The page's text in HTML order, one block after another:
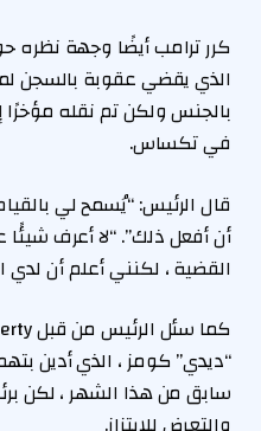
كرر ترامب أيضًا وجهة نظره
بالجنس ولكن تم نقله مؤخرًا
في تكساس.
قال الرئيس: “يُسمح لي
أن أفعل ذلك”. “لا أعرف
القضية ، لكنني أعلم أن
“ديدي” كومز ، الذي أدين
سابق من هذا الشهر ، لكن